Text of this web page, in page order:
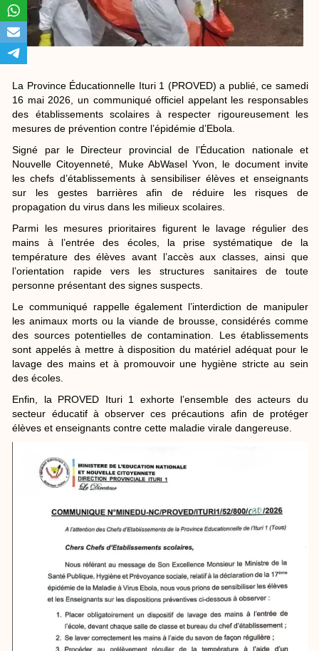
La Province Éducationnelle Ituri 1 (PROVED) a publié, ce samedi
16 mai 2026, un communiqué officiel appelant les responsables
des établissements scolaires à respecter rigoureusement les
mesures de prévention contre l’épidémie d’Ebola.
Signé par le Directeur provincial de l’Éducation nationale et
Nouvelle Citoyenneté, Muke AbWasel Yvon, le document invite
les chefs d’établissements à sensibiliser élèves et enseignants
sur les gestes barrières afin de réduire les risques de
propagation du virus dans les milieux scolaires.
Parmi les mesures prioritaires figurent le lavage régulier des
mains à l’entrée des écoles, la prise systématique de la
température des élèves avant l’accès aux classes, ainsi que
l’orientation rapide vers les structures sanitaires de toute
personne présentant des signes suspects.
Le communiqué rappelle également l’interdiction de manipuler
les animaux morts ou la viande de brousse, considérés comme
des sources potentielles de contamination. Les établissements
sont appelés à mettre à disposition du matériel adéquat pour le
lavage des mains et à promouvoir une hygiène stricte au sein
des écoles.
Enfin, la PROVED Ituri 1 exhorte l’ensemble des acteurs du
secteur éducatif à observer ces précautions afin de protéger
élèves et enseignants contre cette maladie virale dangereuse.